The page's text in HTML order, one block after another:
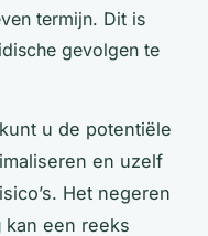
termijn. Dit is
gevolgen te
u de potentiële
en uzelf
Het negeren
kan een reeks